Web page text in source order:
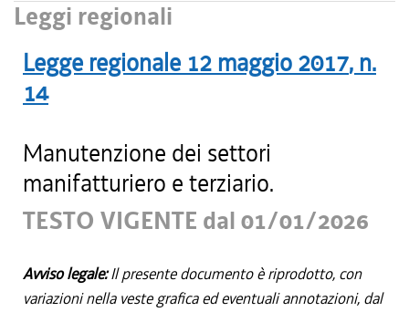
Leggi regionali
Legge regionale 12 maggio 2017, n.
14
Manutenzione dei settori
manifatturiero e terziario.
TESTO VIGENTE dal 01/01/2026
Avviso legale:Il presente documento è riprodotto, con
variazioni nella veste grafica ed eventuali annotazioni, dal